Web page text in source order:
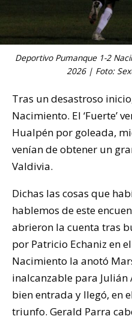
Deportivo Pumanque 1-2
2026 | Foto:
Tras un desastroso
Nacimiento. El ‘Fuerte’
Hualpén por goleada,
venían de obtener un
Valdivia.
Dichas las cosas que
hablemos de este
abrieron la cuenta tras
por Patricio Echaniz en
Nacimiento la anotó
inalcanzable para
bien entrada y llegó, en
triunfo. Gerald Parra